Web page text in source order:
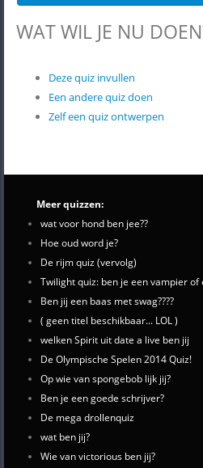
WAT WIL JE NU
Deze quiz invullen
Een andere quiz doen
Zelf een quiz ontwerpen
Meer quizzen:
wat voor hond ben jee??
Hoe oud word je?
De rijm quiz (vervolg)
Twilight quiz: ben je een vampier of
Ben jij een baas met swag????
( geen titel beschikbaar... LOL )
welken Spirit uit date a live ben jij
De Olympische Spelen 2014 Quiz!
Op wie van spongebob lijk jij?
Ben je een goede schrijver?
De mega drollenquiz
wat ben jij?
Wie van victorious ben jij?